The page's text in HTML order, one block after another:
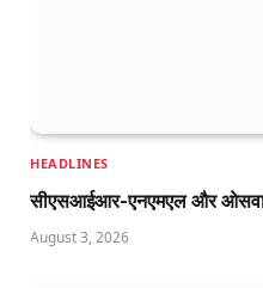
HEADLINES
सीएसआईआर-एनएमएल और
August 3, 2026